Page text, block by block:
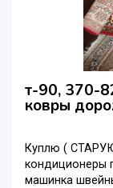
т-90, 370-
ковры
Куплю (
кондиционеры
машинка